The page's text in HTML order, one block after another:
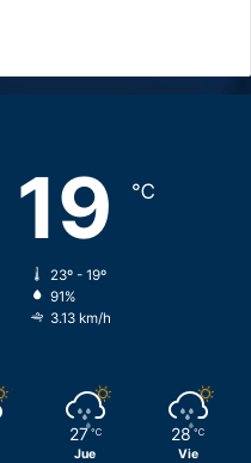
19 ℃
23º - 19º
91%
3.13 km/h
27 ℃
Jue
28 ℃
Vie